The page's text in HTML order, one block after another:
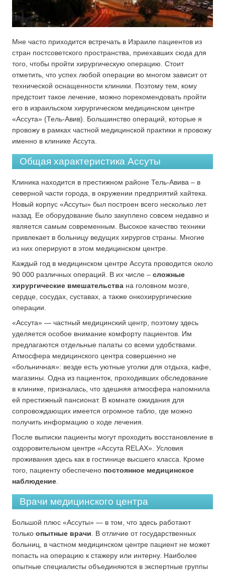
Мне часто приходится встречать в Израиле пациентов из
стран постсоветского пространства, приехавших сюда для
того, чтобы пройти хирургическую операцию. Стоит
отметить, что успех любой операции во многом зависит от
технической оснащенности клиники. Поэтому тем, кому
предстоит такое лечение, можно порекомендовать пройти
его в израильском хирургическом медицинском центре
«Ассута» (Тель-Авив). Большинство операций, которые я
провожу в рамках частной медицинской практики я провожу
именно в клинике Ассута.
Общая характеристика Ассуты
Клиника находится в престижном районе Тель-Авива – в
северной части города, в окружении предприятий хайтека.
Новый корпус «Ассуты» был построен всего несколько лет
назад. Ее оборудование было закуплено совсем недавно и
является самым современным. Высокое качество техники
привлекает в больницу ведущих хирургов страны. Многие
из них оперируют в этом медицинском центре.
Каждый год в медицинском центре Ассута проводится около
90 000 различных операций. В их числе – сложные
хирургические вмешательствана головном мозге,
сердце, сосудах, суставах, а также онкохирургические
операции.
«Ассута» — частный медицинский центр, поэтому здесь
уделяется особое внимание комфорту пациентов. Им
предлагаются отдельные палаты со всеми удобствами.
Атмосфера медицинского центра совершенно не
«больничная»: везде есть уютные уголки для отдыха, кафе,
магазины. Одна из пациенток, проходивших обследование
в клинике, призналась, что здешняя атмосфера напомнила
ей престижный пансионат. В комнате ожидания для
сопровождающих имеется огромное табло, где можно
получить информацию о ходе лечения.
После выписки пациенты могут проходить восстановление в
оздоровительном центре «Ассута RELAX». Условия
проживания здесь как в гостинице высшего класса. Кроме
того, пациенту обеспечено постоянное медицинское
наблюдение.
Врачи медицинского центра
Большой плюс «Ассуты» — в том, что здесь работают
только опытные врачи. В отличие от государственных
больниц, в частном медицинском центре пациент не может
попасть на операцию к стажеру или интерну. Наиболее
опытные специалисты объединяются в экспертные группы